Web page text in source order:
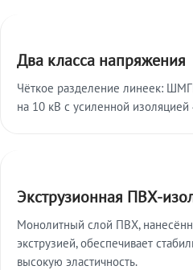
Два класса напряжения
Чёткое разделение линеек:
на 10 кВ с усиленной
Экструзионная ПВХ-
Монолитный слой ПВХ,
экструзией, обеспечивает
высокую эластичность.